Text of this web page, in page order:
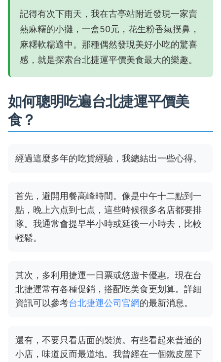
記得有次下雨天，我在古亭站附近發現一家賣
熱麻糬的小攤，一盒50元，花生粉香氣撲鼻，
麻糬軟糯適中。那種偶然發現美好小吃的驚喜
感，就是探索台北捷運平價美食最大的樂趣。
如何聰明吃遍台北捷運平價美
食？
經過這麼多年的吃貨經驗，我總結出一些心得。
首先，避開用餐高峰時間。像是中午十二點到一
點，晚上六点到七点，這些時候很多名店都要排
隊。我通常會提早半小時或延後一小時去，比較
輕鬆。
其次，多利用捷運一日票或悠遊卡優惠。現在台
北捷運常有各種促銷，搭配吃美食更划算。詳細
資訊可以參考台北捷運公司官網的最新消息。
還有，不要只看店面的裝潢。有些看起來普通的
小店，味道反而最道地。我曾經在一個鐵皮屋下